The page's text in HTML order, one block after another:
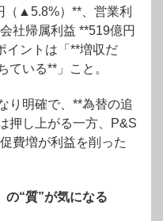
（▲5.8%）**、営業利
社帰属利益 **519億円
イントは「**増収だ
ている**」こと。
り明確で、**為替の追
押し上がる一方、P&S
費増が利益を削った
の“質”が気になる